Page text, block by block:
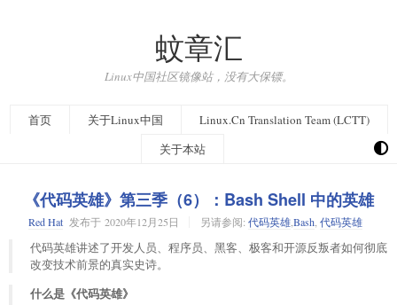
蚊章汇
Linux中国社区镜像站，没有大保镖。
首页 关于Linux中国
Linux.Cn Translation Team (LCTT)
关于本站
《代码英雄》第三季（6）：Bash Shell 中的英雄
Red Hat 发布于 2020年12月25日 另请参阅: 代码英雄,Bash, 代码英雄
代码英雄讲述了开发人员、程序员、黑客、极客和开源反叛者如何彻底
改变技术前景的真实史诗。
什么是《代码英雄》